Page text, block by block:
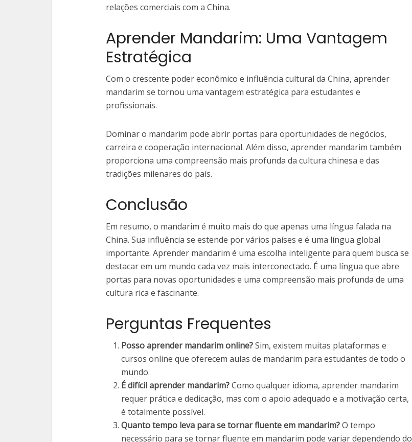
relações comerciais com a China.
Aprender Mandarim: Uma Vantagem
Estratégica
Com o crescente poder econômico e influência cultural da China, aprender
mandarim se tornou uma vantagem estratégica para estudantes e
profissionais.
Dominar o mandarim pode abrir portas para oportunidades de negócios,
carreira e cooperação internacional. Além disso, aprender mandarim também
proporciona uma compreensão mais profunda da cultura chinesa e das
tradições milenares do país.
Conclusão
Em resumo, o mandarim é muito mais do que apenas uma língua falada na
China. Sua influência se estende por vários países e é uma língua global
importante. Aprender mandarim é uma escolha inteligente para quem busca se
destacar em um mundo cada vez mais interconectado. É uma língua que abre
portas para novas oportunidades e uma compreensão mais profunda de uma
cultura rica e fascinante.
Perguntas Frequentes
Posso aprender mandarim online?Sim, existem muitas plataformas e
cursos online que oferecem aulas de mandarim para estudantes de todo o
mundo.
É difícil aprender mandarim?Como qualquer idioma, aprender mandarim
requer prática e dedicação, mas com o apoio adequado e a motivação certa,
é totalmente possível.
Quanto tempo leva para se tornar fluente em mandarim?O tempo
necessário para se tornar fluente em mandarim pode variar dependendo do